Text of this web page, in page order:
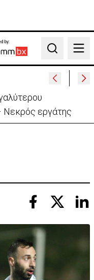
by:
Search
όλους τους